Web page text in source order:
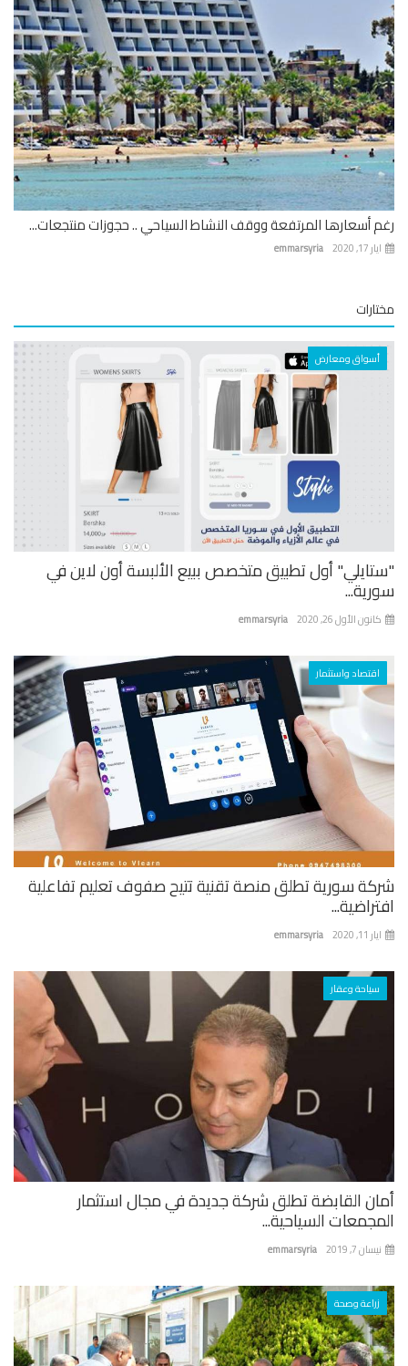
أسعارها المرتفعة ووقف النشاط السياحي .. حجوزات منتجعات...
emmarsyria
أسواق ومعارض
أول تطبيق متخصص ببيع الألبسة أون لاين في
emmarsyria الأول 26, 2020
اقتصاد واستثمار
سورية تطلق منصة تقنية تتيح صفوف تعليم تفاعلية
emmarsyria
سياحة وعقار
القابضة تطلق شركة جديدة في مجال استثمار
السياحية...
emmarsyria 7, 2019
زراعة وصحة